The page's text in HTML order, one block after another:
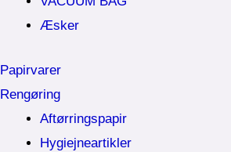
Æsker
Papirvarer
Rengøring
Aftørringspapir
Hygiejneartikler